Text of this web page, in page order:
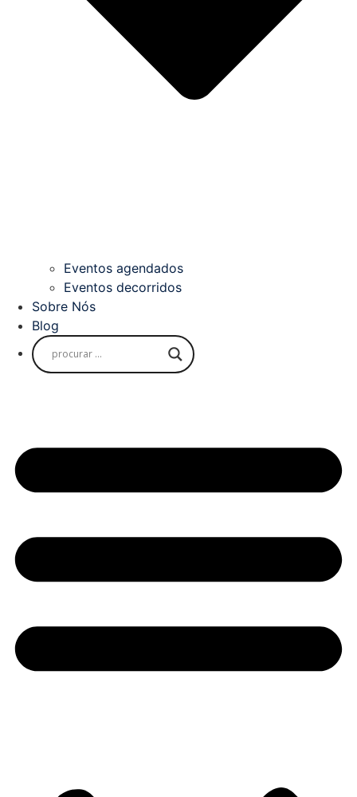
Eventos agendados
Eventos decorridos
Sobre Nós
Blog